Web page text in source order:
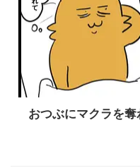
おつぶにマクラを奪